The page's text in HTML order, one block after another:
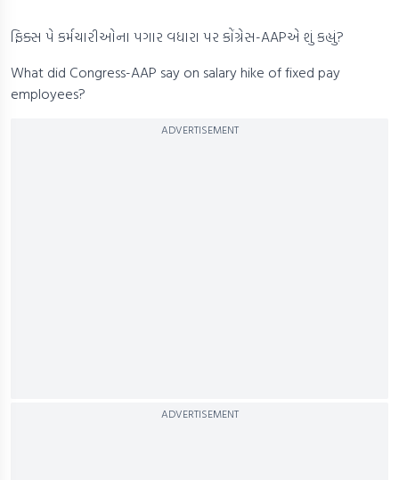
ફિક્સ પે કર્મચારીઓના પગાર વધારા પર કોંગ્રેસ-AAPએ શું કહ્યું?
What did Congress-AAP say on salary hike of fixed pay
employees?
ADVERTISEMENT
ADVERTISEMENT